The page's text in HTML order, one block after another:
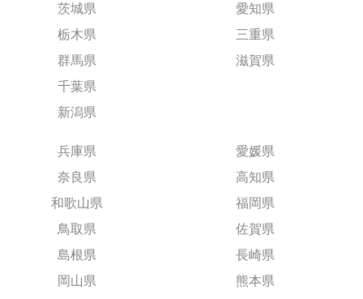
茨城県
栃木県
群馬県
千葉県
新潟県
愛知県
三重県
滋賀県
兵庫県
奈良県
和歌山県
鳥取県
島根県
岡山県
愛媛県
高知県
福岡県
佐賀県
長崎県
熊本県